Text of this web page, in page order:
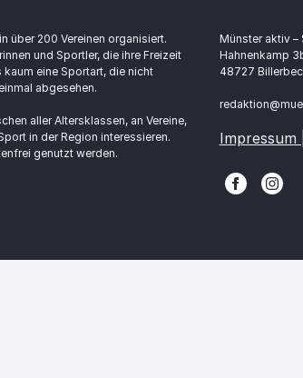
über 200 Vereinen organisiert.
und Sportler, die ihre Freizeit
eine Sportart, die nicht
abgesehen.
aller Altersklassen, an Vereine,
in der Region interessieren.
genutzt werden.
Münster aktiv –
Hahnenkamp
48727